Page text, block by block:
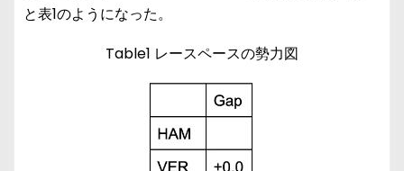
と表1のようになった。
Table1 レースペースの勢力図